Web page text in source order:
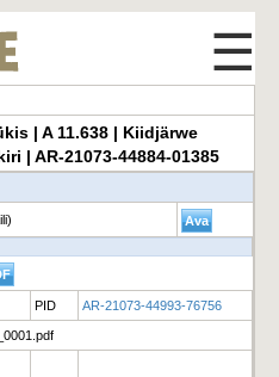
☰
| A 11.638 | Kiidjärwe
| AR-21073-44884-01385
PID AR-21073-44993-76756